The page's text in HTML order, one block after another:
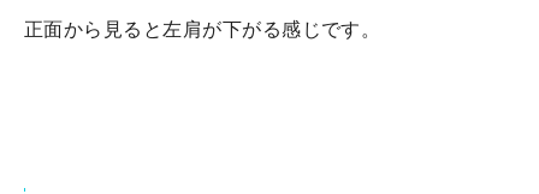
正面から見ると左肩が下がる感じです。